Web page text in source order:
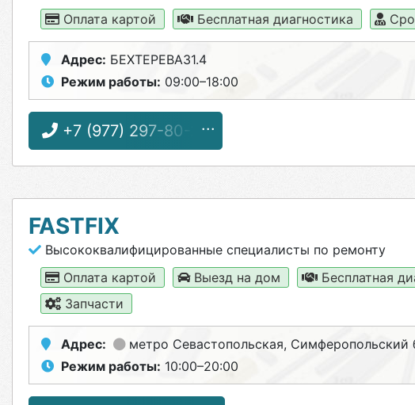
Оплата картой
Бесплатная диагностика
Адрес: БЕХТЕРЕВА31.4
Режим работы: 09:00–18:00
+7 (977) 297-80-22
FASTFIX
Высококвалифицированные специалисты по ремонту
Оплата картой
Выезд на дом Бесплатная
Запчасти
Адрес: метро Севастопольская, Симферопольский
Режим работы: 10:00–20:00